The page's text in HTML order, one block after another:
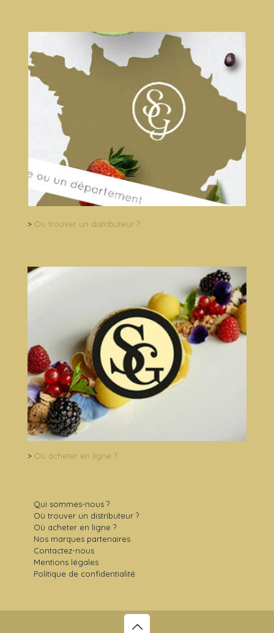
> Où trouver un distributeur ?
> Où acheter en ligne ?
Qui sommes-nous ?
Où trouver un distributeur ?
Où acheter en ligne ?
Nos marques partenaires
Contactez-nous
Mentions légales
Politique de confidentialité